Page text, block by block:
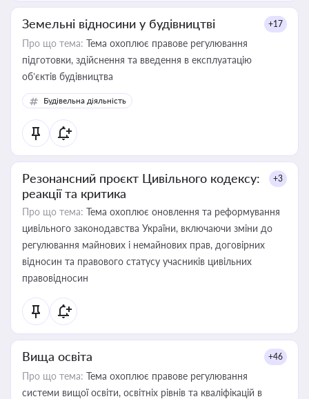
Земельні відносини у будівництві +17
Про що тема: Тема охоплює правове регулювання
підготовки, здійснення та введення в експлуатацію
об’єктів будівництва
Будівельна діяльність
Резонансний проєкт Цивільного кодексу:
реакції та критика
+3
Про що тема: Тема охоплює оновлення та реформування
цивільного законодавства України, включаючи зміни до
регулювання майнових і немайнових прав, договірних
відносин та правового статусу учасників цивільних
правовідносин
Вища освіта +46
Про що тема: Тема охоплює правове регулювання
системи вищої освіти, освітніх рівнів та кваліфікацій в